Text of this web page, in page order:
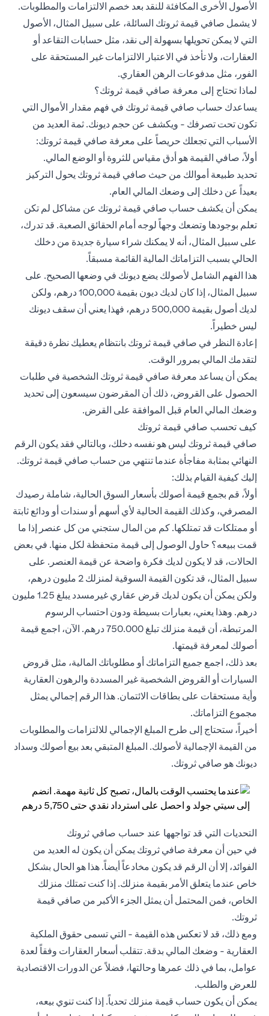
الأصول الأخرى المكافئة للنقد بعد خصم الالتزامات والمطلوبات.
لا يشمل صافي قيمة ثروتك السائلة، على سبيل المثال، الأصول
التي لا يمكن تحويلها بسهولة إلى نقد، مثل حسابات التقاعد أو
العقارات، ولا تأخذ في الاعتبار الالتزامات غير المستحقة على
الفور، مثل مدفوعات الرهن العقاري.
لماذا تحتاج إلى معرفة صافي قيمة ثروتك؟
يساعدك حساب صافي قيمة ثروتك في فهم مقدار الأموال التي
تكون تحت تصرفك - ويكشف عن حجم ديونك. ثمة العديد من
الأسباب التي تجعلك حريصاً على معرفة صافي قيمة ثروتك:
أولاً، صافي القيمة هو أدق مقياس للثروة أو الوضع المالي.
تحديد طبيعة أموالك من حيث صافي قيمة ثروتك يحول التركيز
بعيداً عن دخلك إلى وضعك المالي العام.
يمكن أن يكشف حساب صافي قيمة ثروتك عن مشاكل لم تكن
تعلم بوجودها وتضعك وجهاً لوجه أمام الحقائق الصعبة. قد تدرك،
على سبيل المثال، أنه لا يمكنك شراء سيارة جديدة من دخلك
الحالي بسبب التزاماتك المالية القائمة مسبقاً.
هذا الفهم الشامل لأصولك يضع ديونك في وضعها الصحيح. على
سبيل المثال، إذا كان لديك ديون بقيمة 100,000 درهم، ولكن
لديك أصول بقيمة 500,000 درهم، فهذا يعني أن سقف ديونك
ليس خطيراً.
إعادة النظر في صافي قيمة ثروتك بانتظام يعطيك نظرة دقيقة
لتقدمك المالي بمرور الوقت.
يمكن أن يساعد معرفة صافي قيمة ثروتك الشخصية في طلبات
الحصول على القروض، ذلك أن المقرضون سيسعون إلى تحديد
وضعك المالي العام قبل الموافقة على القرض.
كيف تحسب صافي قيمة ثروتك
صافي قيمة ثروتك ليس هو نفسه دخلك، وبالتالي فقد يكون الرقم
النهائي بمثابة مفاجأة عندما تنتهي من حساب صافي قيمة ثروتك.
إليك كيفية القيام بذلك:
أولاً، قم بجمع قيمة أصولك بأسعار السوق الحالية، شاملة رصيدك
المصرفي، وكذلك القيمة الحالية لأي أسهم أو سندات أو ودائع ثابتة
أو ممتلكات قد تمتلكها. كم من المال ستجني من كل عنصر إذا ما
قمت ببيعه؟ حاول الوصول إلى قيمة متحفظة لكل منها. في بعض
الحالات، قد لا يكون لديك فكرة واضحة عن قيمة العنصر. على
سبيل المثال، قد تكون القيمة السوقية لمنزلك 2 مليون درهم،
ولكن يمكن أن يكون لديك قرض عقاري غيرمسدد يبلغ 1.25 مليون
درهم. وهذا يعني، بعبارات بسيطة ودون احتساب الرسوم
المرتبطة، أن قيمة منزلك تبلغ 750.000 درهم. الآن، اجمع قيمة
أصولك لمعرفة قيمتها.
بعد ذلك، اجمع جميع التزاماتك أو مطلوباتك المالية، مثل قروض
السيارات أو القروض الشخصية غير المسددة والرهون العقارية
وأية مستحقات على بطاقات الائتمان. هذا الرقم إجمالي يمثل
مجموع التزاماتك.
أخيراً، ستحتاج إلى طرح المبلغ الإجمالي للالتزامات والمطلوبات
من القيمة الإجمالية لأصولك. المبلغ المتبقي بعد بيع أصولك وسداد
ديونك هو صافي ثروتك.
التحديات التي قد تواجهها عند حساب صافي ثروتك
في حين أن معرفة صافي ثروتك يمكن أن يكون له العديد من
الفوائد، إلا أن الرقم قد يكون مخادعاً أيضاً. هذا هو الحال بشكل
خاص عندما يتعلق الأمر بقيمة منزلك. إذا كنت تمتلك منزلك
الخاص، فمن المحتمل أن يمثل الجزء الأكبر من صافي قيمة
ثروتك.
ومع ذلك، قد لا تعكس هذه القيمة - التي تسمى حقوق الملكية
العقارية - وضعك المالي بدقة. تتقلب أسعار العقارات وفقاً لعدة
عوامل، بما في ذلك عمرها وحالتها، فضلاً عن الدورات الاقتصادية
للعرض والطلب.
يمكن أن يكون حساب قيمة منزلك تحدياً. إذا كنت تنوي بيعه،